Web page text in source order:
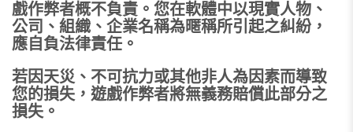
戲作弊者概不負責。您在軟體中以現實人物、
公司、組織、企業名稱為暱稱所引起之糾紛，
應自負法律責任。
若因天災、不可抗力或其他非人為因素而導致
您的損失，遊戲作弊者將無義務賠償此部分之
損失。